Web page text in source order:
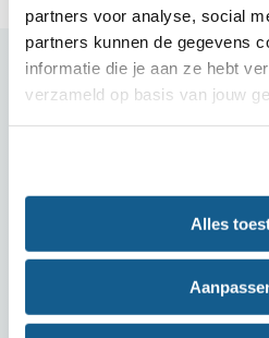
partners voor analyse, social
partners kunnen de gegevens
informatie die je aan ze hebt
verzameld op basis van jouw
Alles
Variatie op tafel: ga
kun je oneindig veel kanten
je hebt steeds weer een
is jouw (nieuwe) favoriet?